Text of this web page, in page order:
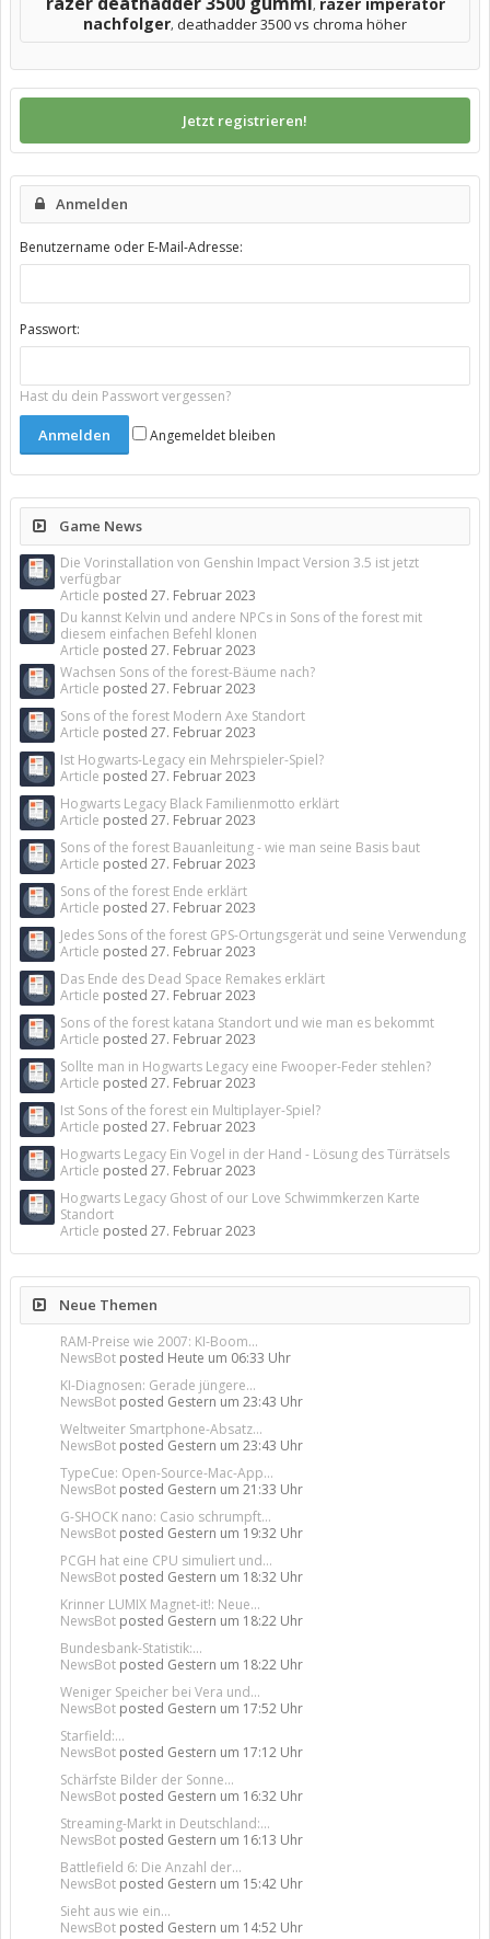
, razer imperator
nachfolger, deathadder 3500 vs chroma höher
Jetzt registrieren!
Anmelden
Benutzername oder E-Mail-Adresse:
Passwort:
Hast du dein Passwort vergessen?
Angemeldet bleiben
Game News
Die Vorinstallation von Genshin Impact Version 3.5 ist jetzt
verfügbar
Article posted 27. Februar 2023
Du kannst Kelvin und andere NPCs in Sons of the forest mit
diesem einfachen Befehl klonen
Article posted 27. Februar 2023
Wachsen Sons of the forest-Bäume nach?
Article posted 27. Februar 2023
Sons of the forest Modern Axe Standort
Article posted 27. Februar 2023
Ist Hogwarts-Legacy ein Mehrspieler-Spiel?
Article posted 27. Februar 2023
Hogwarts Legacy Black Familienmotto erklärt
Article posted 27. Februar 2023
Sons of the forest Bauanleitung - wie man seine Basis baut
Article posted 27. Februar 2023
Sons of the forest Ende erklärt
Article posted 27. Februar 2023
Jedes Sons of the forest GPS-Ortungsgerät und seine Verwendung
Article posted 27. Februar 2023
Das Ende des Dead Space Remakes erklärt
Article posted 27. Februar 2023
Sons of the forest katana Standort und wie man es bekommt
Article posted 27. Februar 2023
Sollte man in Hogwarts Legacy eine Fwooper-Feder stehlen?
Article posted 27. Februar 2023
Ist Sons of the forest ein Multiplayer-Spiel?
Article posted 27. Februar 2023
Hogwarts Legacy Ein Vogel in der Hand - Lösung des Türrätsels
Article posted 27. Februar 2023
Hogwarts Legacy Ghost of our Love Schwimmkerzen Karte
Standort
Article posted 27. Februar 2023
Neue Themen
RAM-Preise wie 2007: KI-Boom...
NewsBot posted Heute um 06:33 Uhr
KI-Diagnosen: Gerade jüngere...
NewsBot posted Gestern um 23:43 Uhr
Weltweiter Smartphone-Absatz...
NewsBot posted Gestern um 23:43 Uhr
TypeCue: Open-Source-Mac-App...
NewsBot posted Gestern um 21:33 Uhr
G-SHOCK nano: Casio schrumpft...
NewsBot posted Gestern um 19:32 Uhr
PCGH hat eine CPU simuliert und...
NewsBot posted Gestern um 18:32 Uhr
Krinner LUMIX Magnet-it!: Neue...
NewsBot posted Gestern um 18:22 Uhr
Bundesbank-Statistik:...
NewsBot posted Gestern um 18:22 Uhr
Weniger Speicher bei Vera und...
NewsBot posted Gestern um 17:52 Uhr
Starfield:...
NewsBot posted Gestern um 17:12 Uhr
Schärfste Bilder der Sonne...
NewsBot posted Gestern um 16:32 Uhr
Streaming-Markt in Deutschland:...
NewsBot posted Gestern um 16:13 Uhr
Battlefield 6: Die Anzahl der...
NewsBot posted Gestern um 15:42 Uhr
Sieht aus wie ein...
NewsBot posted Gestern um 14:52 Uhr